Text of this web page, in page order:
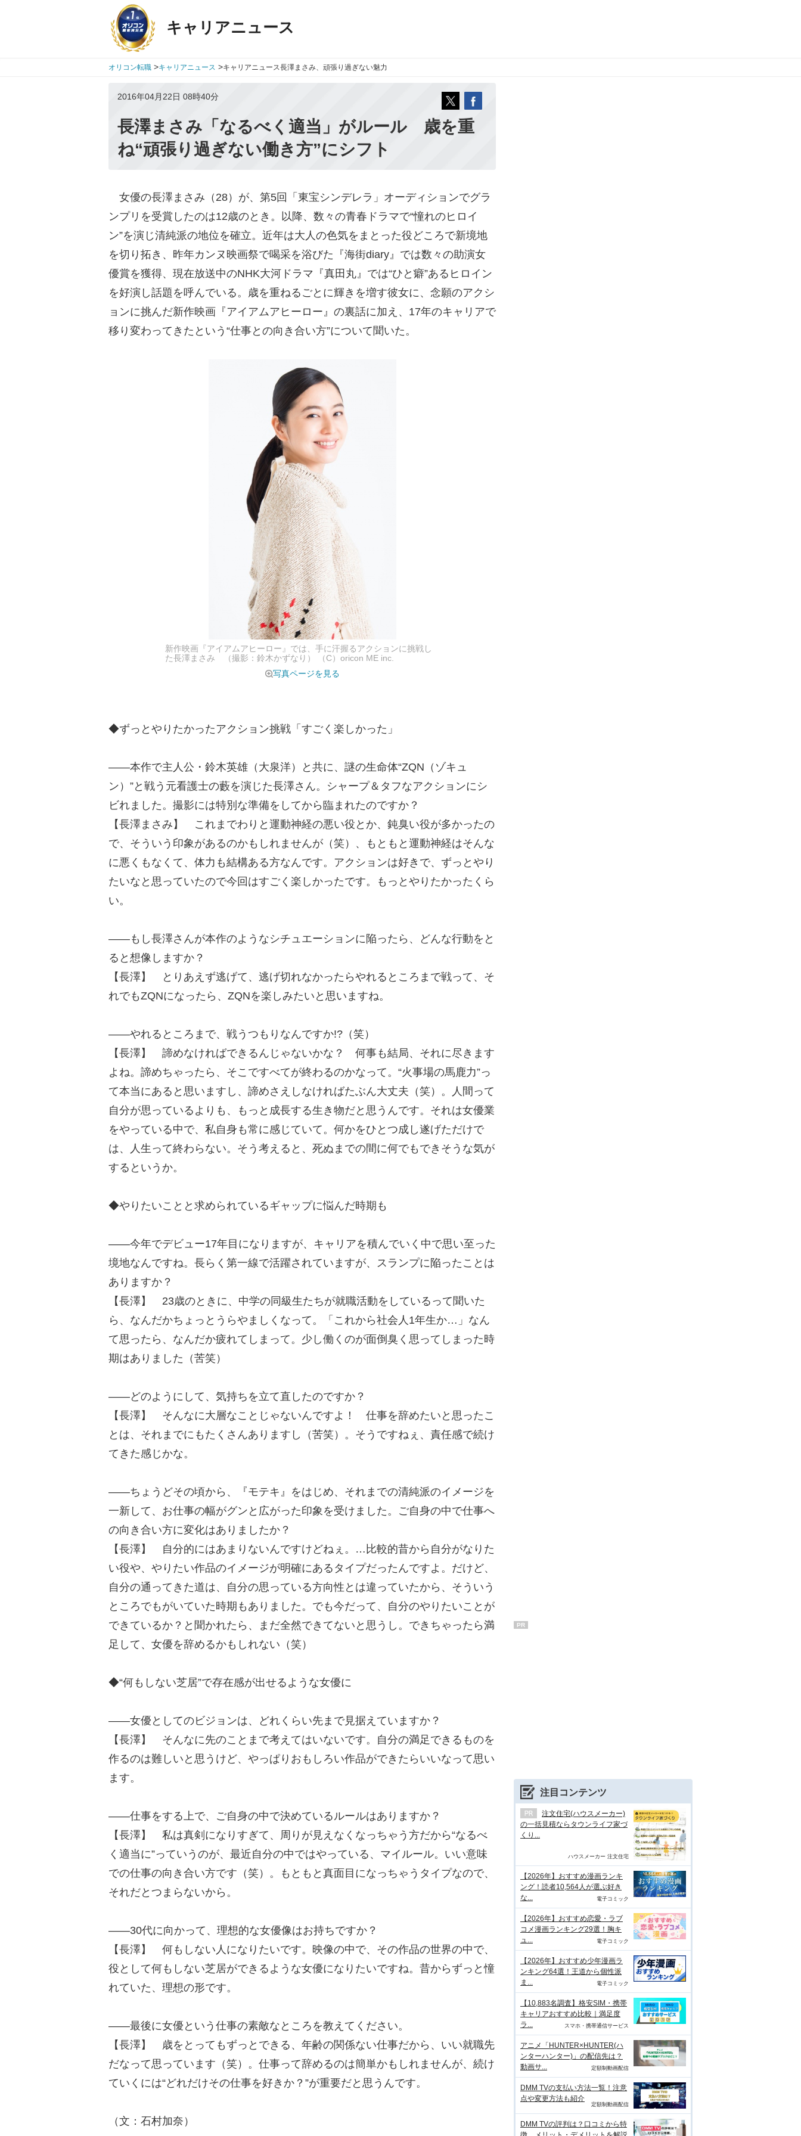
キャリアニュース
オリコン転職 >キャリアニュース >キャリアニュース長澤まさみ、頑張り過ぎない魅力
2016年04月22日 08時40分
長澤まさみ「なるべく適当」がルール 歳を重
ね“頑張り過ぎない働き方”にシフト
女優の長澤まさみ（28）が、第5回「東宝シンデレラ」オーディションでグラ
ンプリを受賞したのは12歳のとき。以降、数々の青春ドラマで“憧れのヒロイ
ン”を演じ清純派の地位を確立。近年は大人の色気をまとった役どころで新境地
を切り拓き、昨年カンヌ映画祭で喝采を浴びた『海街diary』では数々の助演女
優賞を獲得、現在放送中のNHK大河ドラマ『真田丸』では“ひと癖”あるヒロイン
を好演し話題を呼んでいる。歳を重ねるごとに輝きを増す彼女に、念願のアクシ
ョンに挑んだ新作映画『アイアムアヒーロー』の裏話に加え、17年のキャリアで
移り変わってきたという“仕事との向き合い方”について聞いた。
新作映画『アイアムアヒーロー』では、手に汗握るアクションに挑戦し
た長澤まさみ （撮影：鈴木かずなり） （C）oricon ME inc.
写真ページを見る
◆ずっとやりたかったアクション挑戦「すごく楽しかった」
――本作で主人公・鈴木英雄（大泉洋）と共に、謎の生命体“ZQN（ゾキュ
ン）”と戦う元看護士の藪を演じた長澤さん。シャープ＆タフなアクションにシ
ビれました。撮影には特別な準備をしてから臨まれたのですか？
【長澤まさみ】 これまでわりと運動神経の悪い役とか、鈍臭い役が多かったの
で、そういう印象があるのかもしれませんが（笑）、もともと運動神経はそんな
に悪くもなくて、体力も結構ある方なんです。アクションは好きで、ずっとやり
たいなと思っていたので今回はすごく楽しかったです。もっとやりたかったくら
い。
――もし長澤さんが本作のようなシチュエーションに陥ったら、どんな行動をと
ると想像しますか？
【長澤】 とりあえず逃げて、逃げ切れなかったらやれるところまで戦って、そ
れでもZQNになったら、ZQNを楽しみたいと思いますね。
――やれるところまで、戦うつもりなんですか!?（笑）
【長澤】 諦めなければできるんじゃないかな？ 何事も結局、それに尽きます
よね。諦めちゃったら、そこですべてが終わるのかなって。“火事場の馬鹿力”っ
て本当にあると思いますし、諦めさえしなければたぶん大丈夫（笑）。人間って
自分が思っているよりも、もっと成長する生き物だと思うんです。それは女優業
をやっている中で、私自身も常に感じていて。何かをひとつ成し遂げただけで
は、人生って終わらない。そう考えると、死ぬまでの間に何でもできそうな気が
するというか。
◆やりたいことと求められているギャップに悩んだ時期も
――今年でデビュー17年目になりますが、キャリアを積んでいく中で思い至った
境地なんですね。長らく第一線で活躍されていますが、スランプに陥ったことは
ありますか？
【長澤】 23歳のときに、中学の同級生たちが就職活動をしているって聞いた
ら、なんだかちょっとうらやましくなって。「これから社会人1年生か…」なん
て思ったら、なんだか疲れてしまって。少し働くのが面倒臭く思ってしまった時
期はありました（苦笑）
――どのようにして、気持ちを立て直したのですか？
【長澤】 そんなに大層なことじゃないんですよ！ 仕事を辞めたいと思ったこ
とは、それまでにもたくさんありますし（苦笑）。そうですねぇ、責任感で続け
てきた感じかな。
――ちょうどその頃から、『モテキ』をはじめ、それまでの清純派のイメージを
一新して、お仕事の幅がグンと広がった印象を受けました。ご自身の中で仕事へ
の向き合い方に変化はありましたか？
【長澤】 自分的にはあまりないんですけどねぇ。…比較的昔から自分がなりた
い役や、やりたい作品のイメージが明確にあるタイプだったんですよ。だけど、
自分の通ってきた道は、自分の思っている方向性とは違っていたから、そういう
ところでもがいていた時期もありました。でも今だって、自分のやりたいことが
できているか？と聞かれたら、まだ全然できてないと思うし。できちゃったら満
足して、女優を辞めるかもしれない（笑）
◆“何もしない芝居”で存在感が出せるような女優に
――女優としてのビジョンは、どれくらい先まで見据えていますか？
【長澤】 そんなに先のことまで考えてはいないです。自分の満足できるものを
作るのは難しいと思うけど、やっぱりおもしろい作品ができたらいいなって思い
ます。
――仕事をする上で、ご自身の中で決めているルールはありますか？
【長澤】 私は真剣になりすぎて、周りが見えなくなっちゃう方だから“なるべ
く適当に”っていうのが、最近自分の中ではやっている、マイルール。いい意味
での仕事の向き合い方です（笑）。もともと真面目になっちゃうタイプなので、
それだとつまらないから。
――30代に向かって、理想的な女優像はお持ちですか？
【長澤】 何もしない人になりたいです。映像の中で、その作品の世界の中で、
役として何もしない芝居ができるような女優になりたいですね。昔からずっと憧
れていた、理想の形です。
――最後に女優という仕事の素敵なところを教えてください。
【長澤】 歳をとってもずっとできる、年齢の関係ない仕事だから、いい就職先
だなって思っています（笑）。仕事って辞めるのは簡単かもしれませんが、続け
ていくには“どれだけその仕事を好きか？”が重要だと思うんです。
（文：石村加奈）
PR
注目コンテンツ
注文住宅(ハウスメーカー)
の一括見積ならタウンライフ家づ
くり...
ハウスメーカー 注文住宅
【2026年】おすすめ漫画ランキ
ング！読者10,564人が選ぶ好き
な...
電子コミック
【2026年】おすすめ恋愛・ラブ
コメ漫画ランキング29選！胸キ
ュ...
電子コミック
【2026年】おすすめ少年漫画ラ
ンキング64選！王道から個性派
ま...
電子コミック
【10,883名調査】格安SIM・携帯
キャリアおすすめ比較｜満足度
ラ...
スマホ・携帯通信サービス
アニメ「HUNTER×HUNTER(ハ
ンターハンター)」の配信先は？
動画サ...
定額制動画配信
DMM TVの支払い方法一覧！注意
点や変更方法も紹介
定額制動画配信
DMM TVの評判は？口コミから特